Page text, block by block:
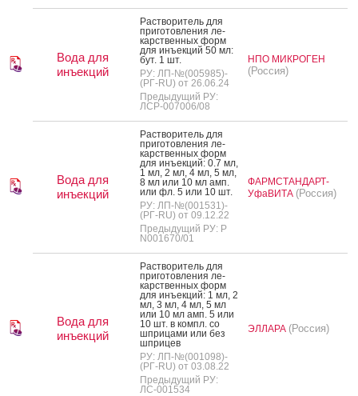
Вода для
инъекций
Рас­тво­ритель для
при­готов­ле­ния ле­
карс­твен­ных форм
для инъ­ек­ций 50 мл:
бут. 1 шт.
РУ: ЛП-№(005985)-
(РГ-RU) от 26.06.24
Предыдущий РУ:
ЛСР-007006/08
НПО МИКРОГЕН
(Россия)
Вода для
инъекций
Рас­тво­ритель для
при­готов­ле­ния ле­
карс­твен­ных форм
для инъ­ек­ций: 0.7 мл,
1 мл, 2 мл, 4 мл, 5 мл,
8 мл или 10 мл амп.
или фл. 5 или 10 шт.
РУ: ЛП-№(001531)-
(РГ-RU) от 09.12.22
Предыдущий РУ: Р
N001670/01
ФАРМСТАНДАРТ-
УфаВИТА (Россия)
Вода для
инъекций
Рас­тво­ритель для
при­готов­ле­ния ле­
карс­твен­ных форм
для инъ­ек­ций: 1 мл, 2
мл, 3 мл, 4 мл, 5 мл
или 10 мл амп. 5 или
10 шт. в компл. со
шпри­цами или без
шпри­цев
РУ: ЛП-№(001098)-
(РГ-RU) от 03.08.22
Предыдущий РУ:
ЛС-001534
ЭЛЛАРА (Россия)